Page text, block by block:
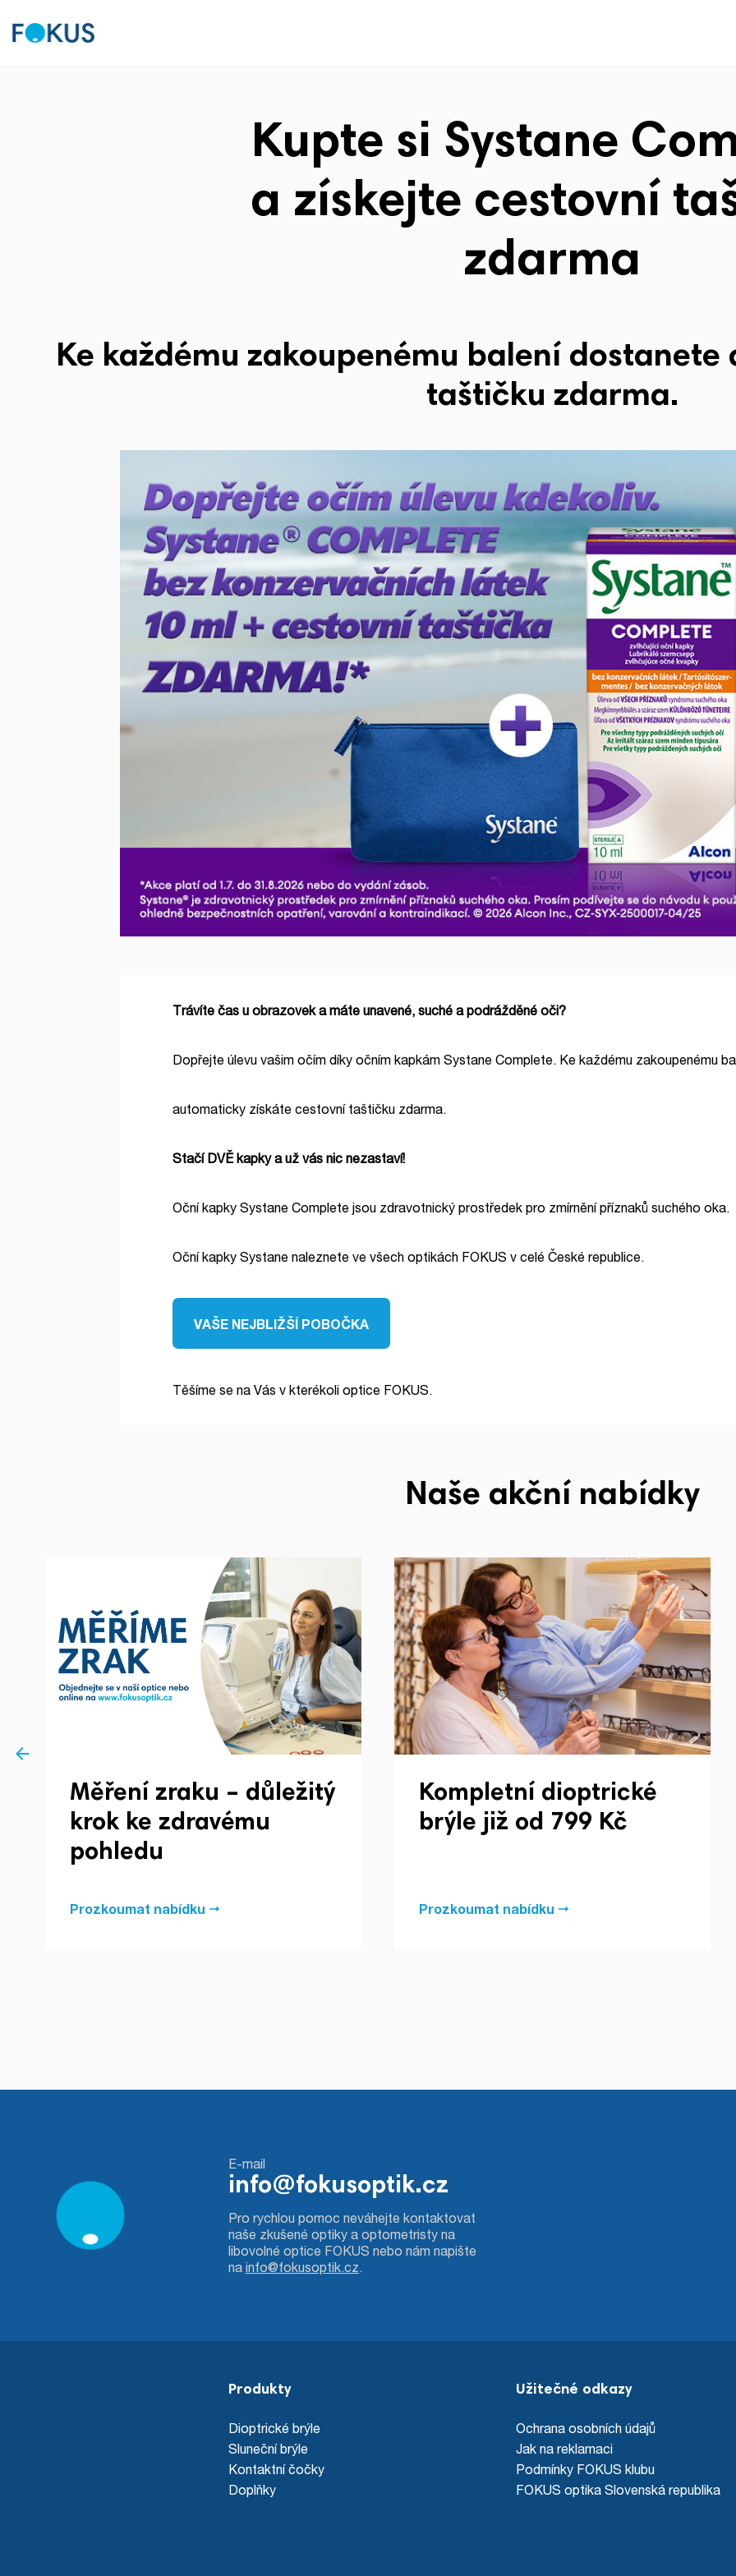
Kupte si Systane
a získejte cestovní
zdarma
Ke každému zakoupenému balení
taštičku zdarma.
Trávíte čas u obrazovek a máte unavené, suché a podrážděné oči?
Dopřejte úlevu vašim očím díky očním kapkám Systane Complete. Ke každému zakoupenému
automaticky získáte cestovní taštičku zdarma.
Stačí DVĚ kapky a už vás nic nezastaví!
Oční kapky Systane Complete jsou zdravotnický prostředek pro zmírnění příznaků suchého oka.
Oční kapky Systane naleznete ve všech optikách FOKUS v celé České republice.
VAŠE NEJBLIŽŠÍ POBOČKA
Těšíme se na Vás v kterékoli optice FOKUS.
Naše akční nabídky
Měření zraku – důležitý
krok ke zdravému
pohledu
Prozkoumat nabídku
Kompletní dioptrické
brýle již od 799 Kč
Prozkoumat nabídku
E-mail
info@fokusoptik.cz
Pro rychlou pomoc neváhejte kontaktovat
naše zkušené optiky a optometristy na
libovolné optice FOKUS nebo nám napište
na info@fokusoptik.cz.
Produkty
Dioptrické brýle
Sluneční brýle
Kontaktní čočky
Doplňky
Užitečné odkazy
Ochrana osobních údajů
Jak na reklamaci
Podmínky FOKUS klubu
FOKUS optika Slovenská republika